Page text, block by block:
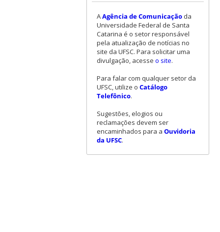
AAgência de Comunicaçãoda
Universidade Federal de Santa
Catarina é o setor responsável
pela atualização de notícias no
site da UFSC. Para solicitar uma
divulgação, acesse o site.
Para falar com qualquer setor da
UFSC, utilize o Catálogo
Telefônico.
Sugestões, elogios ou
reclamações devem ser
encaminhados para a Ouvidoria
da UFSC.